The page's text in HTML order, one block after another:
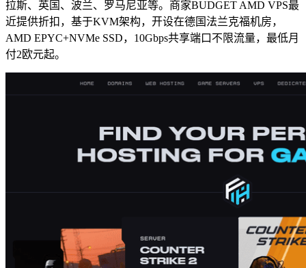
拉斯、英国、波兰、罗马尼亚等。商家BUDGET AMD VPS最
近提供折扣，基于KVM架构，开设在德国法兰克福机房，
AMD EPYC+NVMe SSD，10Gbps共享端口不限流量，最低月
付2欧元起。